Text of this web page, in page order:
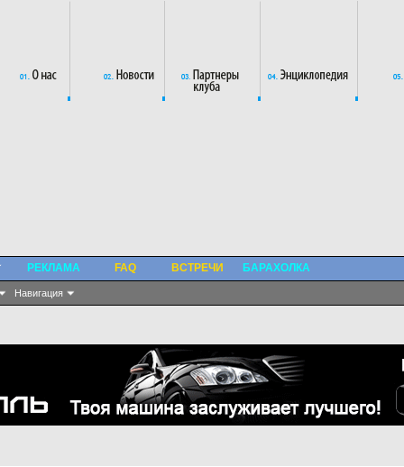
Навигация
РЕКЛАМА FAQ ВСТРЕЧИ БАРАХОЛКА